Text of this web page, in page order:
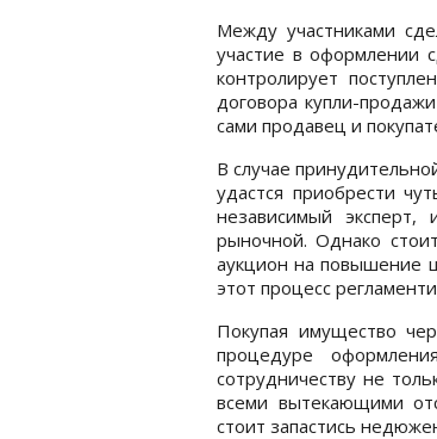
Между участниками
участие в оформлении
контролирует
договора купли-
сами продавец и
В случае
удастся приобрести
независимый
рыночной. Однако
аукцион на повышение
этот процесс
Покупая имущество
процедуре
сотрудничеству не
всеми вытекающими
стоит запастись